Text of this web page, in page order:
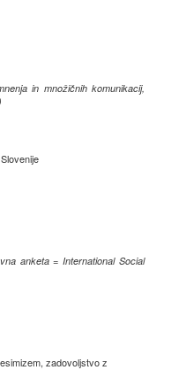
in množičnih komunikacij,
anketa = International Social
zadovoljstvo z